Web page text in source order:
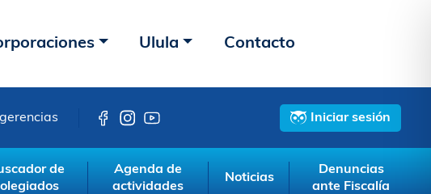
Ulula Contacto
Iniciar sesión
de
Agenda de
actividades
Noticias
Denuncias
ante Fiscalía